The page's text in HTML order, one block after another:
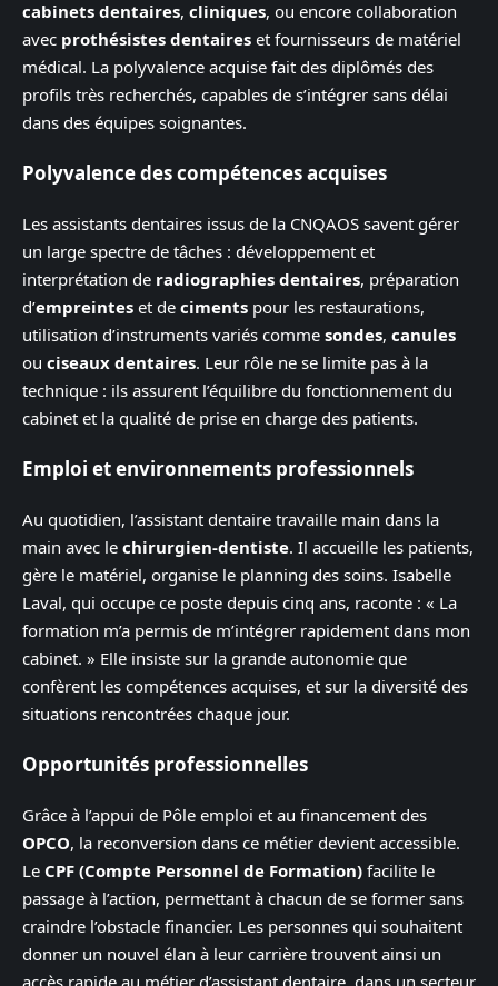
cabinets dentaires, cliniques, ou encore collaboration
avec prothésistes dentaires et fournisseurs de matériel
médical. La polyvalence acquise fait des diplômés des
profils très recherchés, capables de s’intégrer sans délai
dans des équipes soignantes.
Polyvalence des compétences acquises
Les assistants dentaires issus de la CNQAOS savent gérer
un large spectre de tâches : développement et
interprétation de radiographies dentaires, préparation
d’empreintes et de ciments pour les restaurations,
utilisation d’instruments variés comme sondes, canules
ou ciseaux dentaires. Leur rôle ne se limite pas à la
technique : ils assurent l’équilibre du fonctionnement du
cabinet et la qualité de prise en charge des patients.
Emploi et environnements professionnels
Au quotidien, l’assistant dentaire travaille main dans la
main avec le chirurgien-dentiste. Il accueille les patients,
gère le matériel, organise le planning des soins. Isabelle
Laval, qui occupe ce poste depuis cinq ans, raconte : « La
formation m’a permis de m’intégrer rapidement dans mon
cabinet. » Elle insiste sur la grande autonomie que
confèrent les compétences acquises, et sur la diversité des
situations rencontrées chaque jour.
Opportunités professionnelles
Grâce à l’appui de Pôle emploi et au financement des
OPCO, la reconversion dans ce métier devient accessible.
Le CPF (Compte Personnel de Formation) facilite le
passage à l’action, permettant à chacun de se former sans
craindre l’obstacle financier. Les personnes qui souhaitent
donner un nouvel élan à leur carrière trouvent ainsi un
accès rapide au métier d’assistant dentaire, dans un secteur